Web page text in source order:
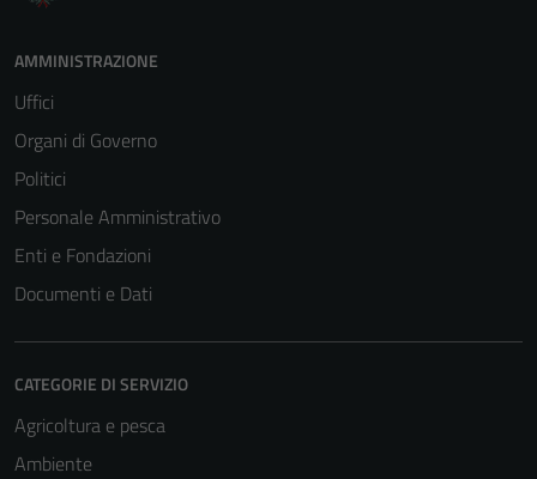
AMMINISTRAZIONE
Uffici
Organi di Governo
Politici
Personale Amministrativo
Enti e Fondazioni
Documenti e Dati
CATEGORIE DI SERVIZIO
Agricoltura e pesca
Ambiente